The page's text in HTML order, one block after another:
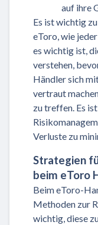
auf ihre
Es ist wichtig
eToro, wie
es wichtig ist,
verstehen,
Händler sich
vertraut
zu treffen. Es
Verluste zu
Strategien
beim eToro
Beim eToro-
Methoden zur
wichtig, diese